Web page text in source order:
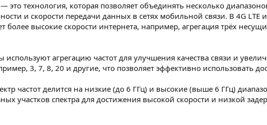
— это технология, которая позволяет объединять несколько
и скорости передачи данных в сетях мобильной связи. В 4G LTE
более высокие скорости интернета, например, агрегация трёх
используют агрегацию частот для улучшения качества связи и
3, 7, 8, 20 и другие, что позволяет эффективно использовать
частот делится на низкие (до 6 ГГц) и высокие (выше 6 ГГц)
участков спектра для достижения высокой скорости и низкой